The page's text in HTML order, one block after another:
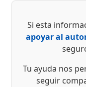
Si esta
apoyar al
Tu ayuda nos
seguir